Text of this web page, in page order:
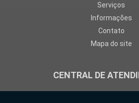
Serviços
Informações
Contato
Mapa do site
CENTRAL DE